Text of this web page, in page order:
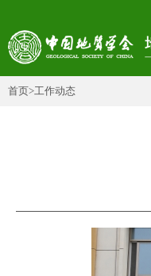
首页>工作动态